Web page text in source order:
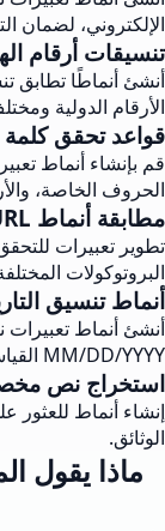
الإلكتروني، لضمان
تنسيقات أرقام
أنشئ أنماطًا تطابق
الأرقام الدولية
قواعد تحقق كلمة
قم بإنشاء أنماط
الحروف الخاصة،
مطابقة أنماط URL
البروتوكولات
أنماط تنسيق
أنشئ أنماط تعبيرات
MM/DD/YYYY القياسية إلى الترتيبات المخصصة.
استخراج نص
إنشاء أنماط للعثور
الوثائق.
ماذا يقول